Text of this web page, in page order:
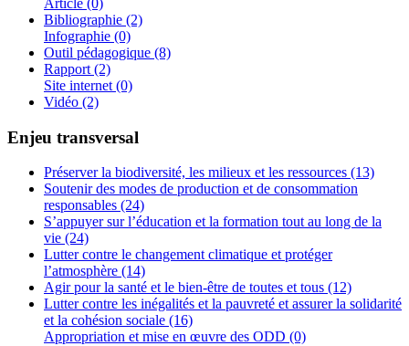
Bibliographie (2)
Infographie (0)
Outil pédagogique (8)
Rapport (2)
Site internet (0)
Vidéo (2)
Enjeu transversal
Préserver la biodiversité, les milieux et les ressources (13)
Soutenir des modes de production et de consommation
responsables (24)
S’appuyer sur l’éducation et la formation tout au long de la
vie (24)
Lutter contre le changement climatique et protéger
l’atmosphère (14)
Agir pour la santé et le bien-être de toutes et tous (12)
Lutter contre les inégalités et la pauvreté et assurer la solidarité
et la cohésion sociale (16)
Appropriation et mise en œuvre des ODD (0)